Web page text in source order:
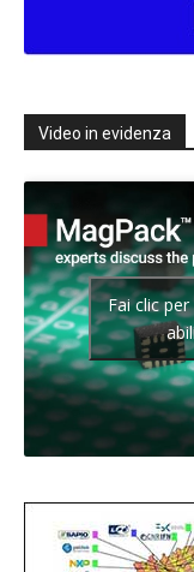
Video in evidenza
Fai clic